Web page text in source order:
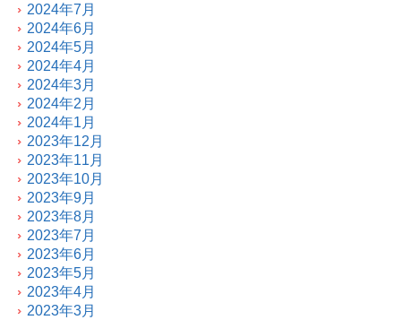
2024年7月
2024年6月
2024年5月
2024年4月
2024年3月
2024年2月
2024年1月
2023年12月
2023年11月
2023年10月
2023年9月
2023年8月
2023年7月
2023年6月
2023年5月
2023年4月
2023年3月